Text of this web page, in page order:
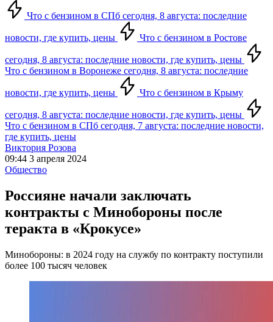
Что с бензином в СПб сегодня, 8 августа: последние
новости, где купить, цены Что с бензином в Ростове
сегодня, 8 августа: последние новости, где купить, цены
Что с бензином в Воронеже сегодня, 8 августа: последние
новости, где купить, цены Что с бензином в Крыму
сегодня, 8 августа: последние новости, где купить, цены
Что с бензином в СПб сегодня, 7 августа: последние новости,
где купить, цены
Виктория Розова
09:44 3 апреля 2024
Общество
Россияне начали заключать
контракты с Минобороны после
теракта в «Крокусе»
Минобороны: в 2024 году на службу по контракту поступили
более 100 тысяч человек